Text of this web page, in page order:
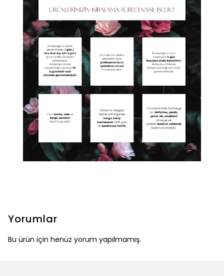
Yorumlar
Bu ürün için henüz yorum yapılmamış.